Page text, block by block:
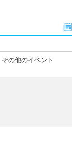
その他のイベント